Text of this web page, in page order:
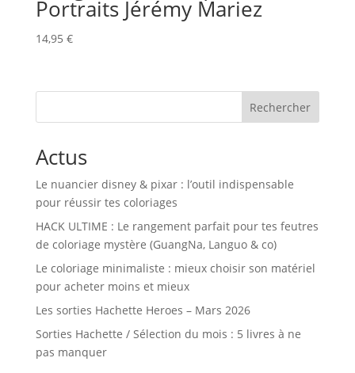
Portraits Jérémy Mariez
14,95 €
Rechercher
Actus
Le nuancier disney & pixar : l’outil indispensable
pour réussir tes coloriages
HACK ULTIME : Le rangement parfait pour tes feutres
de coloriage mystère (GuangNa, Languo & co)
Le coloriage minimaliste : mieux choisir son matériel
pour acheter moins et mieux
Les sorties Hachette Heroes – Mars 2026
Sorties Hachette / Sélection du mois : 5 livres à ne
pas manquer